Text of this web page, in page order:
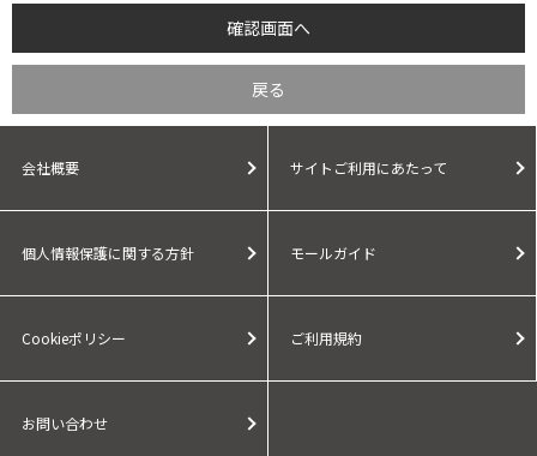
会社概要 サイトご利用にあたって
個人情報保護に関する方針 モールガイド
Cookieポリシー ご利用規約
お問い合わせ